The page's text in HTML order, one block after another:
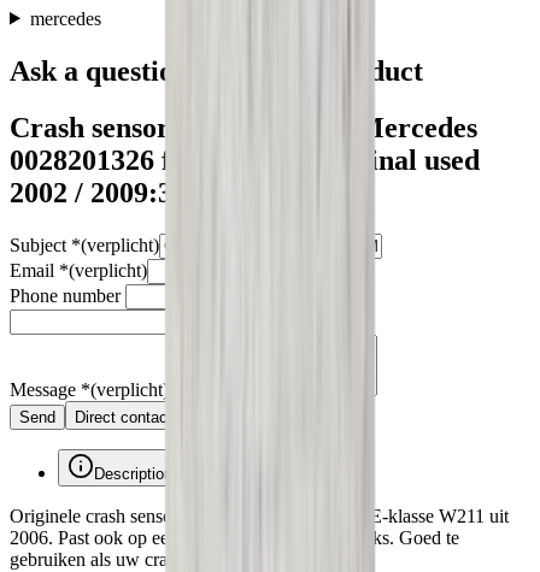
mercedes
Ask a question about this product
Crash sensor W211 E-Class Mercedes
0028201326 front airbag original used
2002 / 2009:3843359
Subject *(verplicht)
Email *(verplicht)
Phone number
Message *(verplicht)
Send Direct contact via WhatsApp
Description
Originele crash sensor van een Mercedes Benz E-klasse W211 uit
2006. Past ook op een CLS W219. Mankeert niks. Goed te
gebruiken als uw crash sensor kapot is.